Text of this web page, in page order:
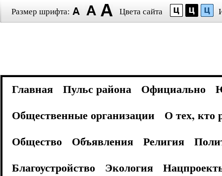
Размер шрифта: Цвета сайта
Главная Пульс района Официально
Общественные организации
О тех, кто
Общество
Объявления Религия
Благоустройство
Экология